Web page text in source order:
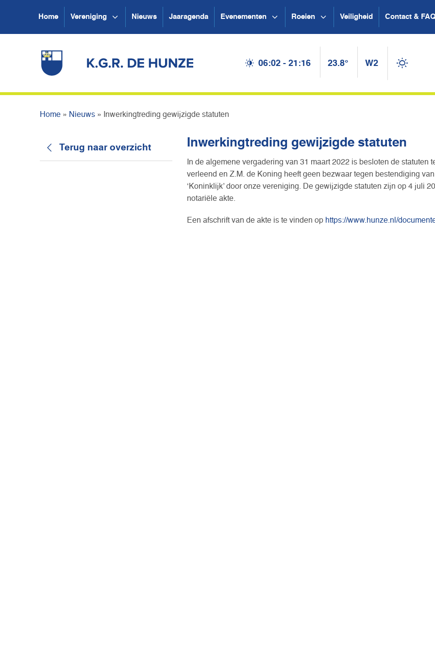
Home Vereniging Nieuws Jaaragenda Evenementen Roeien Veiligheid Contact &
06:02 - 21:16 23.8° W2
Home » Nieuws » Inwerkingtreding gewijzigde statuten
Terug naar overzicht Inwerkingtreding gewijzigde statuten
In de algemene vergadering van 31 maart 2022 is besloten de
verleend en Z.M. de Koning heeft geen bezwaar tegen bestendiging
‘Koninklijk’ door onze vereniging. De gewijzigde statuten zijn op 4 juli
notariële akte.
Een afschrift van de akte is te vinden op https://www.hunze.nl/